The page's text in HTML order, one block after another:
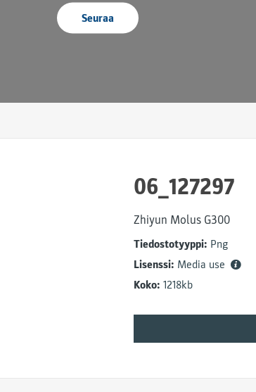
Seuraa
06_127297
Zhiyun Molus G300
Tiedostotyyppi: Png
Lisenssi: Media use
Koko: 1218kb